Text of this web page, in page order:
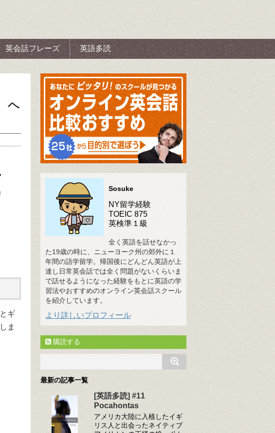
英会話フレーズ 英語多読
ヘ
ギ
ま
Sosuke
NY留学経験
TOEIC 875
英検準１級
全く英語を話せなかっ
た19歳の時に、ニューヨーク州の郊外に１
年間の語学留学。帰国後にどんどん英語が上
達し日常英会話では全く問題がないくらいま
で話せるようになった経験をもとに英語の学
習法やおすすめのオンライン英会話スクール
を紹介しています。
より詳しいプロフィール
購読する
最新の記事一覧
[英語多読] #11
Pocahontas
アメリカ大陸に入植したイギ
リス人と出会ったネイティブ